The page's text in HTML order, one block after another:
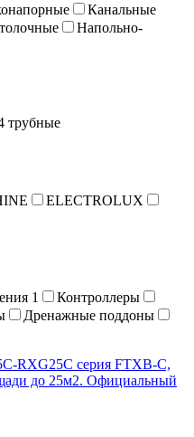
Канальные
Напольно-
трубные
ELECTROLUX
1
Контроллеры
Дренажные поддоны